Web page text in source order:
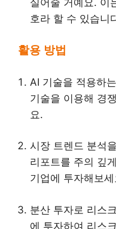
호라 할 수 있습니
활용 방법
AI 기술을 적용하
기술을 이용해 경
요.
시장 트렌드 분석
리포트를 주의 깊
기업에 투자해보
분산 투자로 리스
에 투자하여 리스